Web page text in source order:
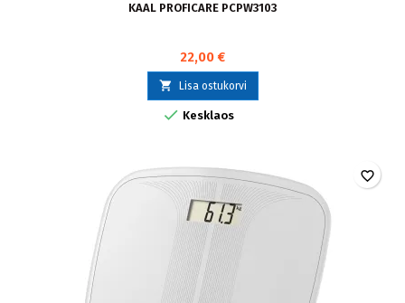
KAAL PROFICARE PCPW3103
22,00 €
 Lisa ostukorvi
 Kesklaos
favorite_border